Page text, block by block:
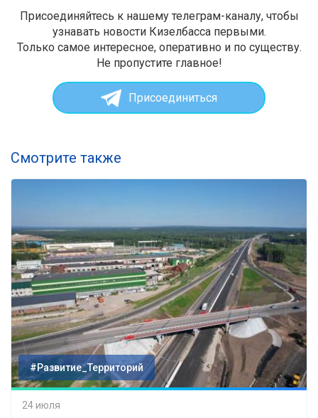
Присоединяйтесь к нашему телеграм-каналу, чтобы
узнавать новости Кизелбасса первыми.
Только самое интересное, оперативно и по существу.
Не пропустите главное!
Присоединиться
Смотрите также
#Развитие_Территорий
24 июля